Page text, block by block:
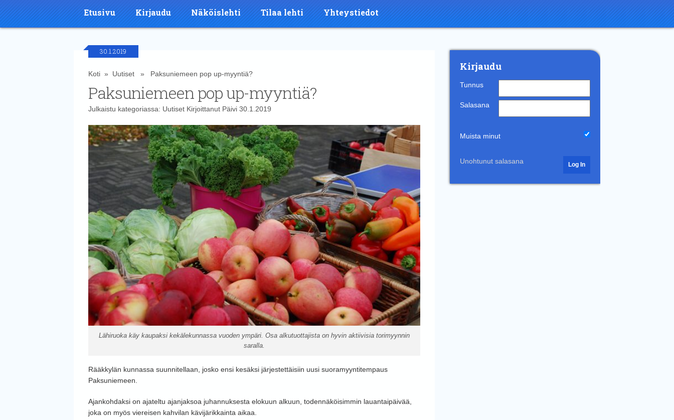
Etusivu Kirjaudu Näköislehti Tilaa lehti Yhteystiedot
30.1.2019
Koti» Uutiset» Paksuniemeen pop up-myyntiä?
Paksuniemeen pop up-myyntiä?
Julkaistu kategoriassa: UutisetKirjoittanut Päivi30.1.2019
Lähiruoka käy kaupaksi kekälekunnassa vuoden ympäri. Osa alkutuottajista on hyvin aktiivisia torimyynnin
saralla.
Rääkkylän kunnassa suunnitellaan, josko ensi kesäksi järjestettäisiin uusi suoramyyntitempaus
Paksuniemeen.
Ajankohdaksi on ajateltu ajanjaksoa juhannuksesta elokuun alkuun, todennäköisimmin lauantaipäivää,
joka on myös viereisen kahvilan kävijärikkainta aikaa.
Kirjaudu
Tunnus
Salasana
Muista minut
Unohtunut salasana